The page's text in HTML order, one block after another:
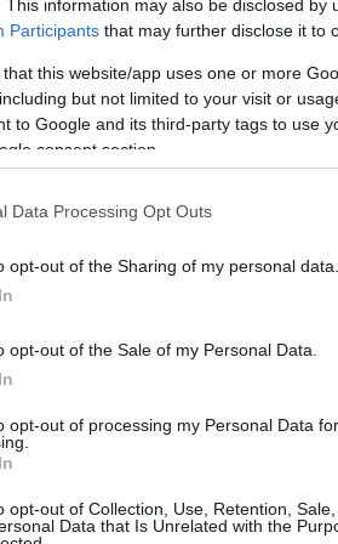
This information may also be disclosed by
Participants that may further disclose it to
that this website/app uses one or more
but not limited to your visit or
to Google and its third-party tags to use
consent section.
Data Processing Opt Outs
opt-out of the Sharing of my personal data.
opt-out of the Sale of my Personal Data.
opt-out of processing my Personal Data
opt-out of Collection, Use, Retention,
Data that Is Unrelated with the
τους». Ειδικά για τους
ρόλο της ΔΥΠΑ που διαθέτει
από τοεξωτερικό,
όπως στον πρωτογενή τομέα και
, είπε ότι έχει
θα δοθεί έκτακτη ενίσχυση
διαφοράς. Η έκτακτη
έκταση φορολόγηση των
δικαιοσύνης», είπε